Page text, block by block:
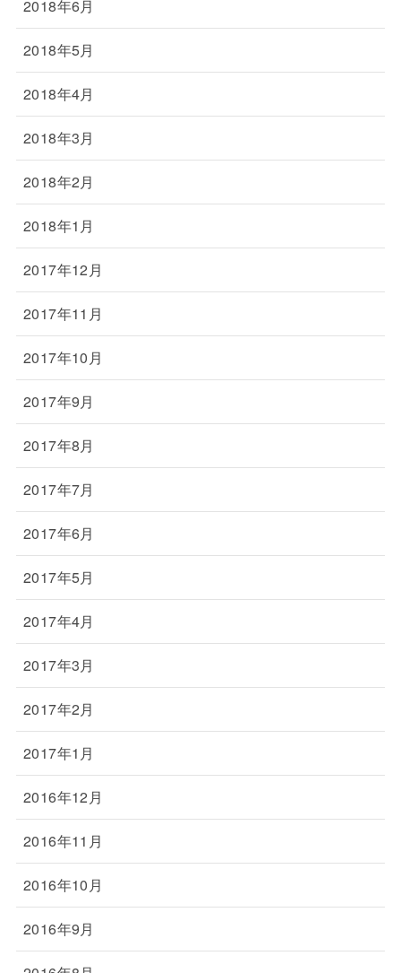
2018年6月
2018年5月
2018年4月
2018年3月
2018年2月
2018年1月
2017年12月
2017年11月
2017年10月
2017年9月
2017年8月
2017年7月
2017年6月
2017年5月
2017年4月
2017年3月
2017年2月
2017年1月
2016年12月
2016年11月
2016年10月
2016年9月